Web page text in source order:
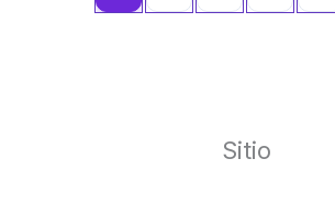
Sitio